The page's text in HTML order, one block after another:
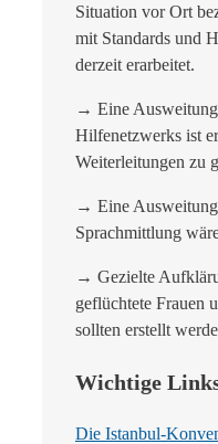
Situation vor Ort
mit Standards und
derzeit erarbeitet.
→ Eine Ausweitung
Hilfenetzwerks ist
Weiterleitungen zu
→ Eine
Sprachmittlung
→ Gezielte
geflüchtete Frauen
sollten erstellt
Wichtige
Die Istanbul-